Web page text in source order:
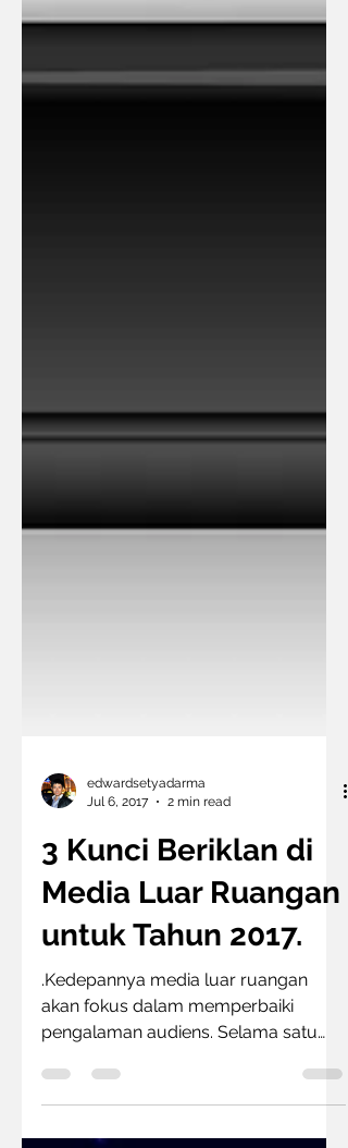
edwardsetyadarma
Jul 6, 2017
2 min read
3 Kunci Beriklan di
Media Luar Ruangan
untuk Tahun 2017.
akan fokus dalam memperbaiki
pengalaman audiens. Selama satu
dekade terakhir perkembangan iklan